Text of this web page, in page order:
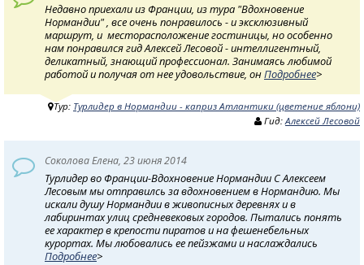
Недавно приехали из Франции, из тура "Вдохновение
Нормандии" , все очень понравилось - и эксклюзивный
маршрут, и месторасположение гостиницы, но особенно
нам понравился гид Алексей Лесовой - интеллигентный,
деликатный, знающий профессионал. Занимаясь любимой
работой и получая от нее удовольствие, онПодробнее>
Тур: Турлидер в Нормандии - каприз Атлантики (цветение яблони)
Гид:Алексей Лесовой
Соколова Елена, 23 июня 2014
Турлидер во Франции-Вдохновение Нормандии С Алексеем
Лесовым мы отправилсь за вдохновением в Нормандию. Мы
искали душу Нормандии в живописных деревнях и в
лабиринтах улиц средневековых городов. Пытались понять
ее характер в крепости пиратов и на фешенебельных
курортах. Мы любовались ее пейзжами и наслаждались
Подробнее>